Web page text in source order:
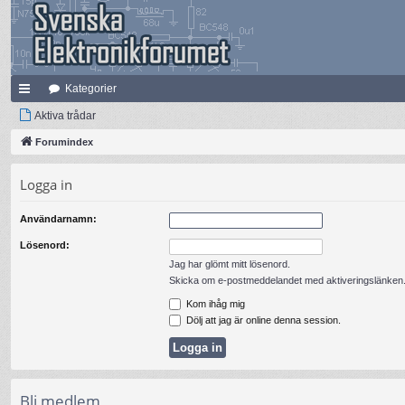
na
bb
ar
Kategorier
Aktiva trådar
Forumindex
Logga in
Användarnamn:
Lösenord:
Jag har glömt mitt lösenord.
Skicka om e-postmeddelandet med aktiveringslänken.
Kom ihåg mig
Dölj att jag är online denna session.